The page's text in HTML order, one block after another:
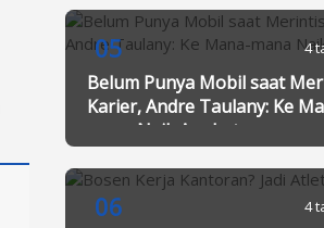
05 4
Belum Punya Mobil saat
Karier, Andre Taulany: Ke
mana Naik Angkot
06 4